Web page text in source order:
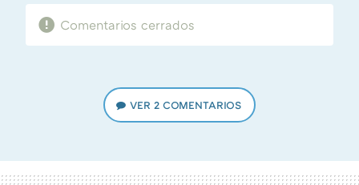
Comentarios cerrados
VER2 COMENTARIOS